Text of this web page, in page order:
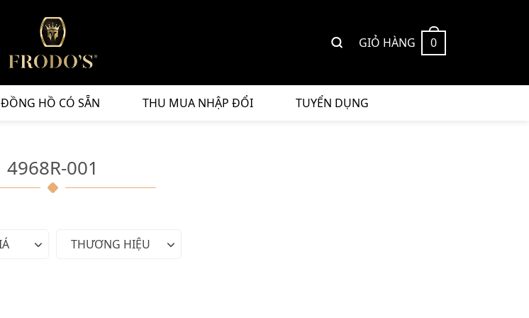
GIỎ HÀNG 0
ĐỒNG HỒ CÓ SẴN THU MUA NHẬP ĐỔI TUYỂN DỤNG
4968R-001
THƯƠNG HIỆU